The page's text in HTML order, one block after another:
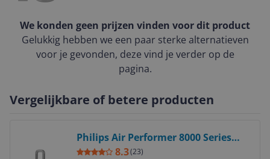
We konden geen prijzen vinden voor dit product
Gelukkig hebben we een paar sterke alternatieven
voor je gevonden, deze vind je verder op de
pagina.
Vergelijkbare of betere producten
Philips Air Performer 8000 Series
AMF870/15 - 3-in-1 Air Purifier, Fan
8.3(23)